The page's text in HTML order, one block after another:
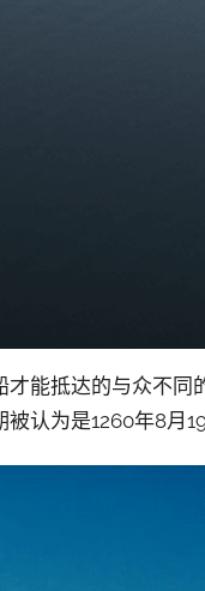
能抵达的与众不
认为是1260年8月